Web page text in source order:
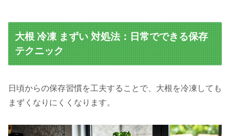
大根 冷凍 まずい 対処法：日常でできる保存
テクニック
日頃からの保存習慣を工夫することで、大根を冷凍しても
まずくなりにくくなります。